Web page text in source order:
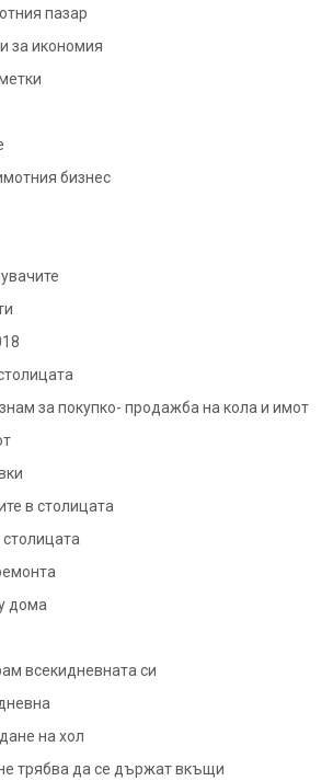
пазар
за икономия
бизнес
за покупко- продажба на кола и имот
в столицата
дома
всекидневната си
на хол
трябва да се държат вкъщи